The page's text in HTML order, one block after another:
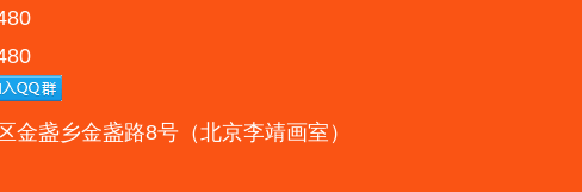
金盏乡金盏路8号（北京李靖画室）